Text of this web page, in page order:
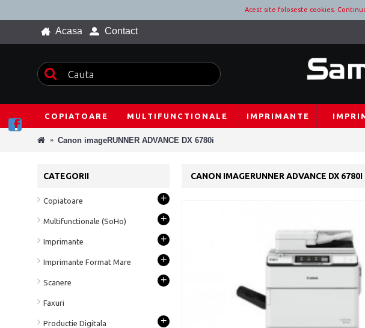
Acest site foloseste cookies.
Acasa Contact
COPIATOARE MULTIFUNCTIONALE IMPRIMANTE
Canon imageRUNNER ADVANCE DX 6780i
CATEGORII
Copiatoare +
Multifunctionale (SoHo) +
Imprimante +
Imprimante Format Mare +
Scanere +
Faxuri
Productie Digitala +
CANON IMAGERUNNER ADVANCE DX 6780I